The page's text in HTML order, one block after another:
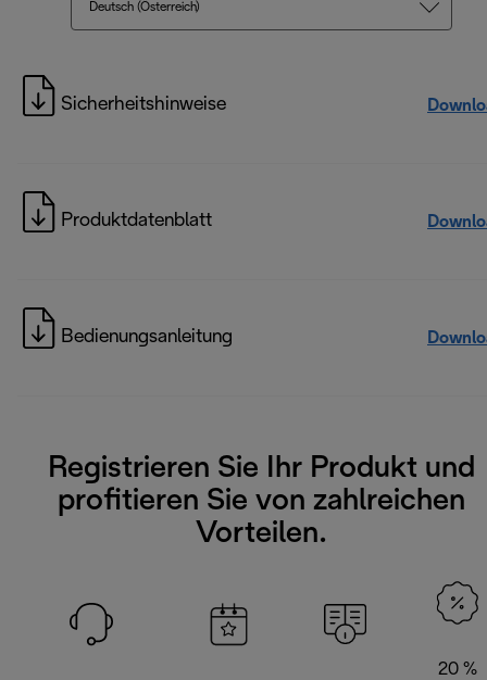
Deutsch (Österreich)
Sicherheitshinweise
Produktdatenblatt
Bedienungsanleitung
Registrieren Sie Ihr Produkt und
profitieren Sie von zahlreichen
Vorteilen.
20 %